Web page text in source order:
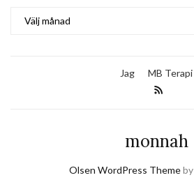
Jag MB Terapi
monnah
Olsen WordPress Themeby